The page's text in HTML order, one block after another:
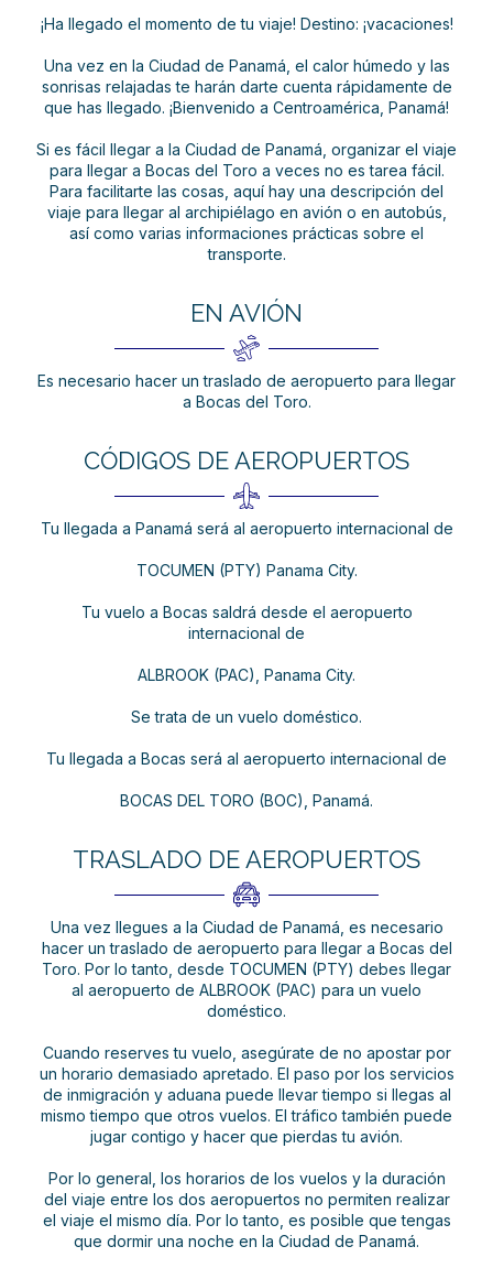
¡Ha llegado el momento de tu viaje! Destino: ¡vacaciones!
Una vez en la Ciudad de Panamá, el calor húmedo y las
sonrisas relajadas te harán darte cuenta rápidamente de
que has llegado. ¡Bienvenido a Centroamérica, Panamá!
Si es fácil llegar a la Ciudad de Panamá, organizar el viaje
para llegar a Bocas del Toro a veces no es tarea fácil.
Para facilitarte las cosas, aquí hay una descripción del
viaje para llegar al archipiélago en avión o en autobús,
así como varias informaciones prácticas sobre el
transporte.
EN AVIÓN
Es necesario hacer un traslado de aeropuerto para llegar
a Bocas del Toro.
CÓDIGOS DE AEROPUERTOS
Tu llegada a Panamá será al aeropuerto internacional de
TOCUMEN (PTY) Panama City.
Tu vuelo a Bocas saldrá desde el aeropuerto
internacional de
ALBROOK (PAC), Panama City.
Se trata de un vuelo doméstico.
Tu llegada a Bocas será al aeropuerto internacional de
BOCAS DEL TORO (BOC), Panamá.
TRASLADO DE AEROPUERTOS
Una vez llegues a la Ciudad de Panamá, es necesario
hacer un traslado de aeropuerto para llegar a Bocas del
Toro. Por lo tanto, desde TOCUMEN (PTY) debes llegar
al aeropuerto de ALBROOK (PAC) para un vuelo
doméstico.
Cuando reserves tu vuelo, asegúrate de no apostar por
un horario demasiado apretado. El paso por los servicios
de inmigración y aduana puede llevar tiempo si llegas al
mismo tiempo que otros vuelos. El tráfico también puede
jugar contigo y hacer que pierdas tu avión.
Por lo general, los horarios de los vuelos y la duración
del viaje entre los dos aeropuertos no permiten realizar
el viaje el mismo día. Por lo tanto, es posible que tengas
que dormir una noche en la Ciudad de Panamá.